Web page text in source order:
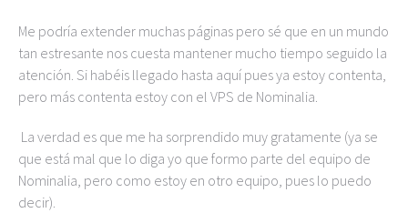
Me podría extender muchas páginas pero sé que en un mundo
tan estresante nos cuesta mantener mucho tiempo seguido la
atención. Si habéis llegado hasta aquí pues ya estoy contenta,
pero más contenta estoy con el VPS de Nominalia.
La verdad es que me ha sorprendido muy gratamente (ya se
que está mal que lo diga yo que formo parte del equipo de
Nominalia, pero como estoy en otro equipo, pues lo puedo
decir).